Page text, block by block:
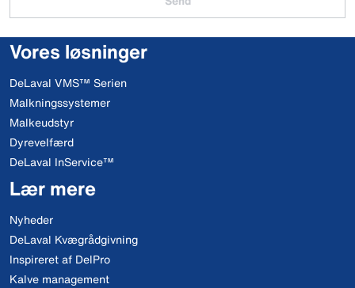
Vores løsninger
DeLaval VMS™ Serien
Malkningssystemer
Malkeudstyr
Dyrevelfærd
DeLaval InService™
Lær mere
Nyheder
DeLaval Kvægrådgivning
Inspireret af DelPro
Kalve management